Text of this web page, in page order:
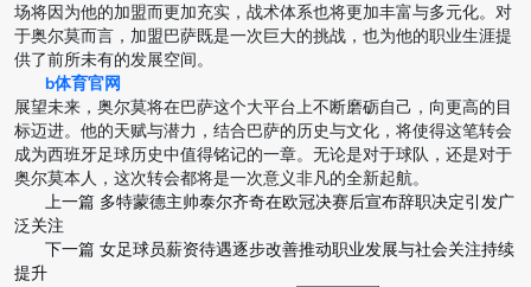
场将因为他的加盟而更加充实，战术体系也将更加丰富与多元化。对
于奥尔莫而言，加盟巴萨既是一次巨大的挑战，也为他的职业生涯提
供了前所未有的发展空间。
b体育官网
展望未来，奥尔莫将在巴萨这个大平台上不断磨砺自己，向更高的目
标迈进。他的天赋与潜力，结合巴萨的历史与文化，将使得这笔转会
成为西班牙足球历史中值得铭记的一章。无论是对于球队，还是对于
奥尔莫本人，这次转会都将是一次意义非凡的全新起航。
上一篇 多特蒙德主帅泰尔齐奇在欧冠决赛后宣布辞职决定引发广
泛关注
下一篇 女足球员薪资待遇逐步改善推动职业发展与社会关注持续
提升